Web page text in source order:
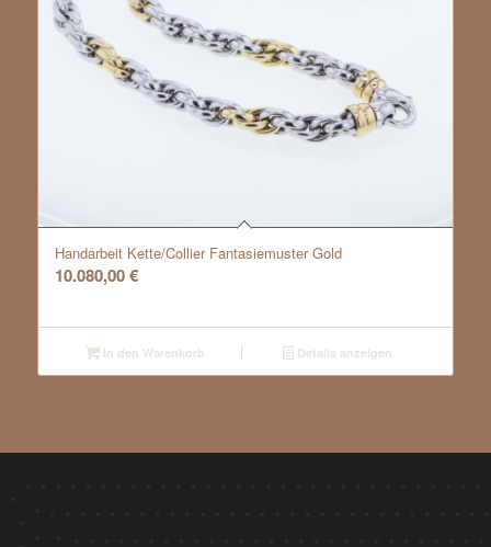
Handarbeit Kette/Collier Fantasiemuster Gold
10.080,00€
In den Warenkorb Details anzeigen